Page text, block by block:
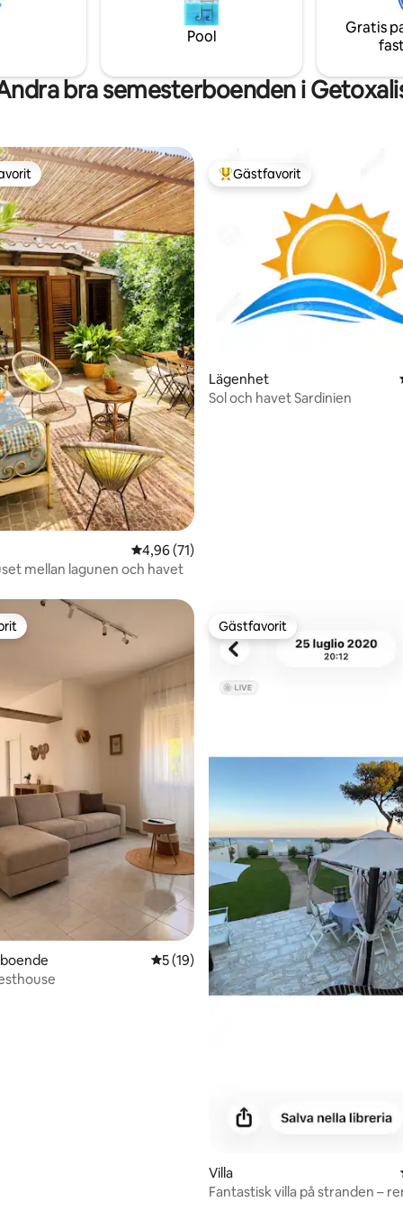
till Poetto Beach med
perfekt vila.
Pool
Gratis
bra semesterboenden i
betyg, 21 omdömen
4,96 av 5 i genomsnittligt betyg, 71
4,96 (71)
mellan lagunen och havet
Populär gästfavorit
Gästfavorit
Lägenhet
Sol och havet Sardinien
betyg, 12 omdömen
5 av 5 i genomsnittligt betyg, 19
5 (19)
Gästfavorit
Gästfavorit
Villa
Fantastisk villa på stranden –